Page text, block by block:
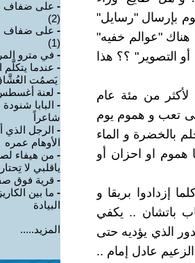
بإرسال "رسايل"
"عوالم خفيه"
التصوير" ؟؟ هذا
لأكثر من مئة عام
تعب و هموم يوم
بالخضرة و الماء
هموم او احزان أو
إزدادوا بريقا و
باتشان .. يكفي
الذي يؤديه حتى
عادل إمام ..
- على ضفاف
(2)
- على ضفاف
(1)
- في مترو
- عندما
يَصمُت
- لعنة
- البابا
شاعراً
- الرجل الذي
الأوهام عمره
- من هيفاء
ياقلبي لا تِحتار
- قرية فوق
- ما بين
البيادة
المزيد.....